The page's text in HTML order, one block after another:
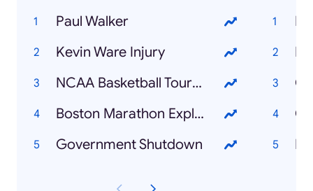
Paul Walker
Kevin Ware Injury
NCAA Basketball Tournament
Boston Marathon Explosion
Government Shutdown